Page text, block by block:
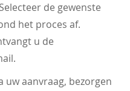
de gewenste
het proces af.
u de
uw aanvraag, bezorgen